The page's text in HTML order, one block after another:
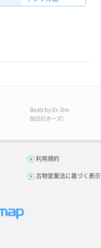
Beats by Dr. Dre
BOSE(ボーズ)
利用規約
古物営業法に基づく表示